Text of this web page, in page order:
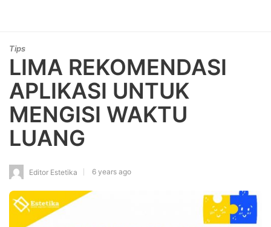
Tips
LIMA REKOMENDASI
APLIKASI UNTUK
MENGISI WAKTU
LUANG
Editor Estetika 6 years ago